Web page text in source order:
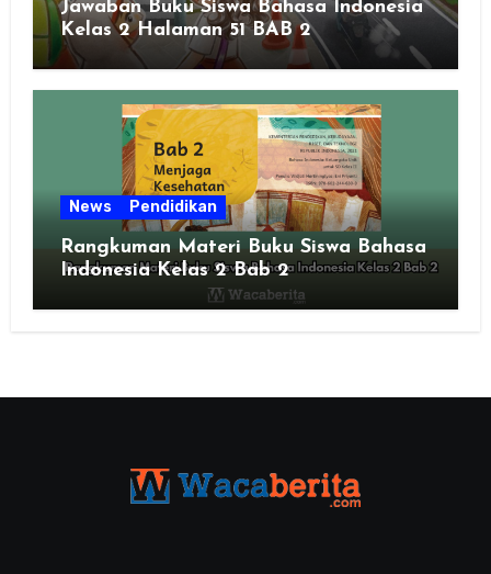
Jawaban Buku Siswa Bahasa Indonesia
Kelas 2 Halaman 51 BAB 2
News Pendidikan
Rangkuman Materi Buku Siswa Bahasa
Indonesia Kelas 2 Bab 2